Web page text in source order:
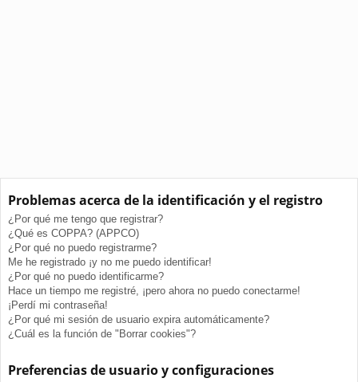
Problemas acerca de la identificación y el registro
¿Por qué me tengo que registrar?
¿Qué es COPPA? (APPCO)
¿Por qué no puedo registrarme?
Me he registrado ¡y no me puedo identificar!
¿Por qué no puedo identificarme?
Hace un tiempo me registré, ¡pero ahora no puedo conectarme!
¡Perdí mi contraseña!
¿Por qué mi sesión de usuario expira automáticamente?
¿Cuál es la función de "Borrar cookies"?
Preferencias de usuario y configuraciones